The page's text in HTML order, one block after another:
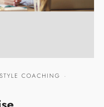
COACHING
·